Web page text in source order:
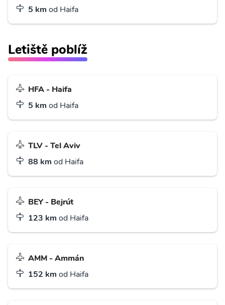
5 km od Haifa
Letiště poblíž
HFA - Haifa
5 km od Haifa
TLV - Tel Aviv
88 km od Haifa
BEY - Bejrút
123 km od Haifa
AMM - Ammán
152 km od Haifa